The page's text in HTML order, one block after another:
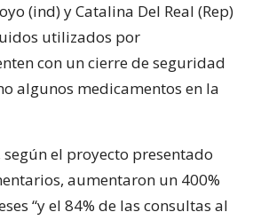
(ind) y Catalina Del Real (Rep)
utilizados por
con un cierre de seguridad
algunos medicamentos en la
el proyecto presentado
aumentaron un 400%
“y el 84% de las consultas al